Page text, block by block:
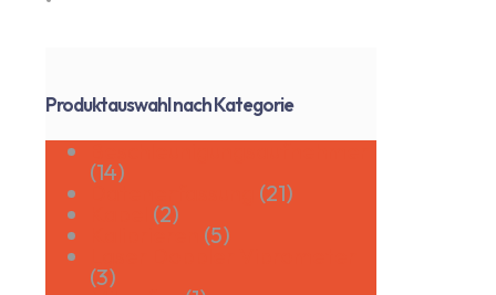
Produktauswahl nach Kategorie
(14)
(21)
(2)
(5)
(3)